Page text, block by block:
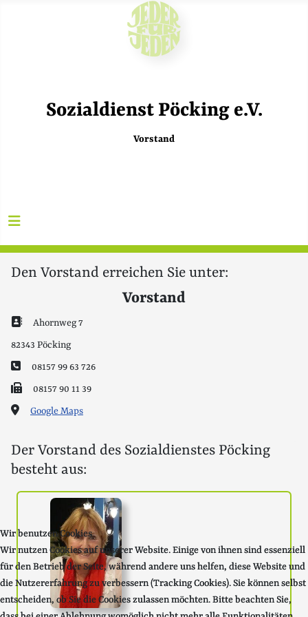
Sozialdienst Pöcking e.V.
Vorstand
Den Vorstand erreichen Sie unter:
Vorstand
Adresse:
Ahornweg 7
82343 Pöcking
Telefon:
08157 99 63 726
Fax:08157 90 11 39
Google Maps
Wir benutzen Cookies
Wir nutzen Cookies auf unserer Website. Einige von ihnen sind essenziell
für den Betrieb der Seite, während andere uns helfen, diese Website und
die Nutzererfahrung zu verbessern (Tracking Cookies). Sie können selbst
entscheiden, ob Sie die Cookies zulassen möchten. Bitte beachten Sie,
Der Vorstand des Sozialdienstes Pöcking
besteht aus:
Wir benutzen Cookies
Wir nutzen Cookies auf unserer Website. Einige von ihnen sind essenziell
für den Betrieb der Seite, während andere uns helfen, diese Website und
die Nutzererfahrung zu verbessern (Tracking Cookies). Sie können selbst
entscheiden, ob Sie die Cookies zulassen möchten. Bitte beachten Sie,